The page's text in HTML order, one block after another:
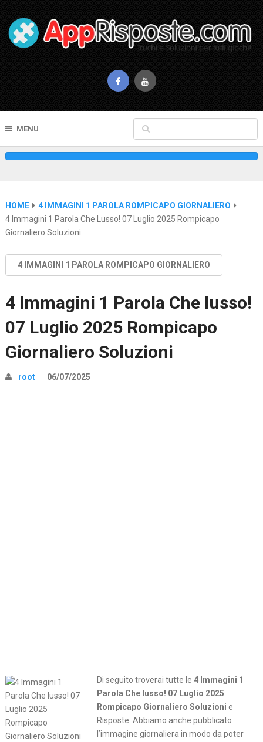
MENU
HOME
4 IMMAGINI 1 PAROLA ROMPICAPO GIORNALIERO
4 Immagini 1 Parola Che Lusso! 07 Luglio 2025 Rompicapo
Giornaliero Soluzioni
4 IMMAGINI 1 PAROLA ROMPICAPO GIORNALIERO
4 Immagini 1 Parola Che lusso!
07 Luglio 2025 Rompicapo
Giornaliero Soluzioni
root 06/07/2025
Di seguito troverai tutte le 4 Immagini 1
Parola Che lusso! 07 Luglio 2025
Rompicapo Giornaliero Soluzioni e
Risposte. Abbiamo anche pubblicato
l’immagine giornaliera in modo da poter